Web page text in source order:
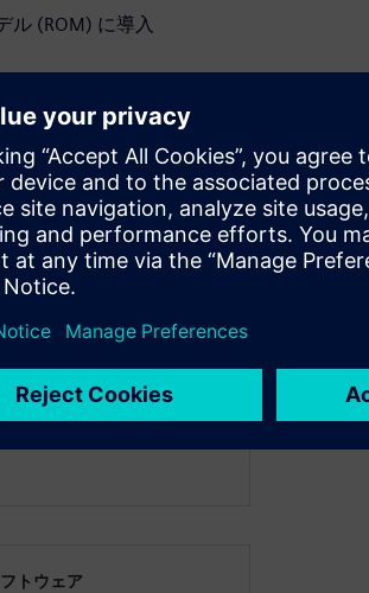
ル (ROM) に導入
トウェア
ジャー
ャリアを開始し、自動
方法を開拓してきまし
パワートレイン・シミ
適性などの分野で幅広
イデアの市場投入期間
を変更、補完してデジ
トウェア